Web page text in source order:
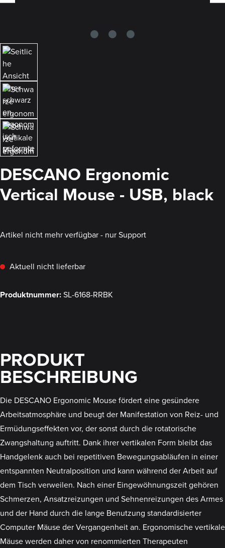
DESCANO Ergonomic
Vertical Mouse - USB, black
Artikel nicht mehr verfügbar - nur Support
Aktuell nicht lieferbar
Produktnummer:SL-6168-RRBK
PRODUKT
BESCHREIBUNG
Die DESCANO Ergonomic Mouse fördert eine gesündere
Arbeitsatmosphäre und beugt der Manifestation von Reiz- und
Ermüdungseffekten vor, der sonst durch die rotatorische
Zwangshaltung auftritt. Dank ihrer vertikalen Form bleibt das
Handgelenk auch bei repetitiven Bewegungsabläufen in einer
entspannten Neutralposition und kann während der Arbeit auf
dem Tisch verweilen. Nach einer Eingewöhnungszeit gehören
Schmerzen, Ansatzreizungen und Sehnenreizungen des Armes
und der Hand durch die lange Benutzung standardisierter
Computer Mäuse der Vergangenheit an. Ergonomische vertikale
Mäuse werden daher von renommierten Therapeuten